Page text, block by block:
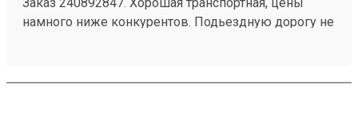
намного ниже конкурентов. Подьездную дорогу не
подскажут как лучше упаковать. Заказы